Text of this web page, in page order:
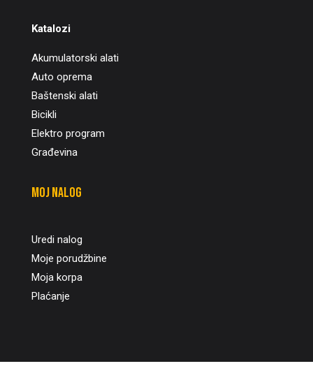
Katalozi
Akumulatorski alati
Auto oprema
Baštenski alati
Bicikli
Elektro program
Građevina
Moj nalog
Uredi nalog
Moje porudžbine
Moja korpa
Plaćanje